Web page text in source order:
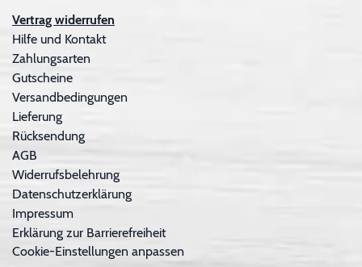
Vertrag widerrufen
Hilfe und Kontakt
Zahlungsarten
Gutscheine
Versandbedingungen
Lieferung
Rücksendung
AGB
Widerrufsbelehrung
Datenschutzerklärung
Impressum
Erklärung zur Barrierefreiheit
Cookie-Einstellungen anpassen